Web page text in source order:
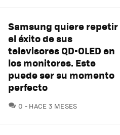
Samsung quiere repetir
el éxito de sus
televisores QD-OLED en
los monitores. Este
puede ser su momento
perfecto
0 COMENTARIOS
HACE 3 MESES